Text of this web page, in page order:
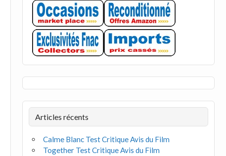
Articles récents
Calme Blanc Test Critique Avis du Film
Together Test Critique Avis du Film